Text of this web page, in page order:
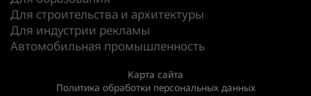
Для строительства и архитектуры
Для индустрии рекламы
Автомобильная промышленность
Карта сайта
Политика обработки персональных данных